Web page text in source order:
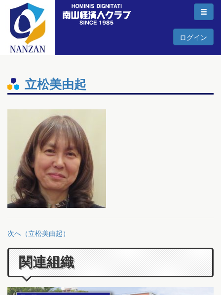
ログイン
立松美由起
次へ（立松美由起）
関連組織